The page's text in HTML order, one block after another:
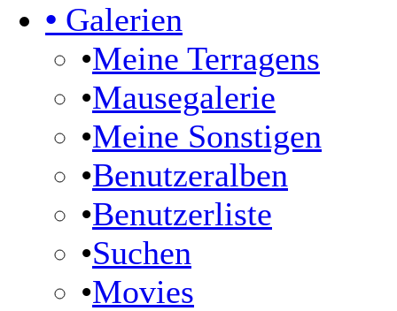
• Galerien
•Meine Terragens
•Mausegalerie
•Meine Sonstigen
•Benutzeralben
•Benutzerliste
•Suchen
•Movies